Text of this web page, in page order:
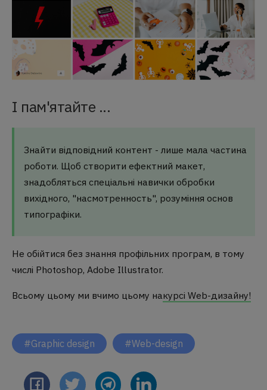
І пам'ятайте ...
Знайти відповідний контент - лише мала частина
роботи. Щоб створити ефектний макет,
знадобляться спеціальні навички обробки
вихідного, "насмотренность", розуміння основ
типографіки.
Не обійтися без знання профільних програм, в тому
числі Photoshop, Adobe Illustrator.
Всьому цьому ми вчимо цьому накурсі Web-дизайну!
#Graphic design #Web-design